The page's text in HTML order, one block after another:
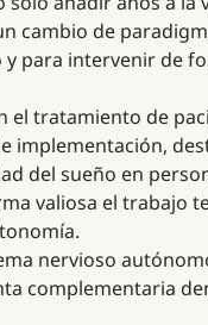
cambio de
para intervenir de
el tratamiento de
implementación,
del sueño en
valiosa el trabajo
nervioso
complementaria